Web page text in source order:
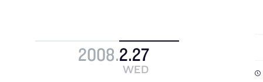
2008.2.27
WED